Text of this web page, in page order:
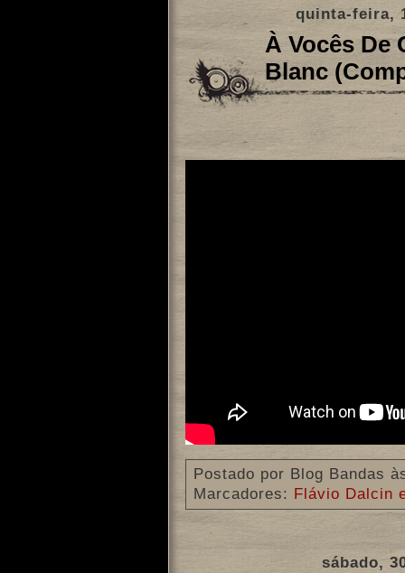
quinta-feira,
À Vocês De
Blanc
Postado por Blog Bandas
Marcadores:
Flávio Dalcin
sábado,